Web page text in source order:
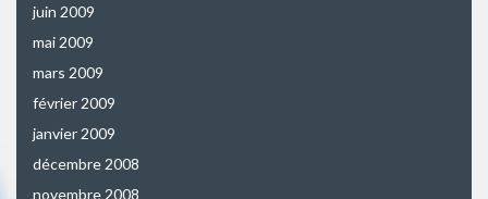
juin 2009
mai 2009
mars 2009
février 2009
janvier 2009
décembre 2008
novembre 2008